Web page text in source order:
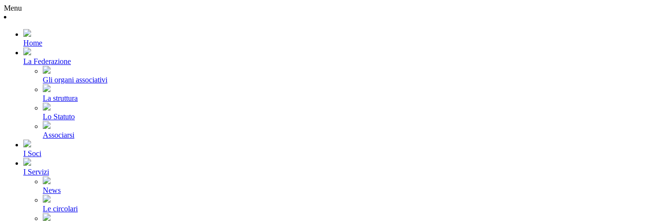
Menu
Home
La Federazione
Gli organi associativi
La struttura
Lo Statuto
Associarsi
I Soci
I Servizi
News
Le circolari